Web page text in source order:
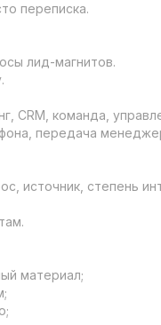
переписка.
лид-магнитов.
CRM, команда,
передача
источник, степень
материал;